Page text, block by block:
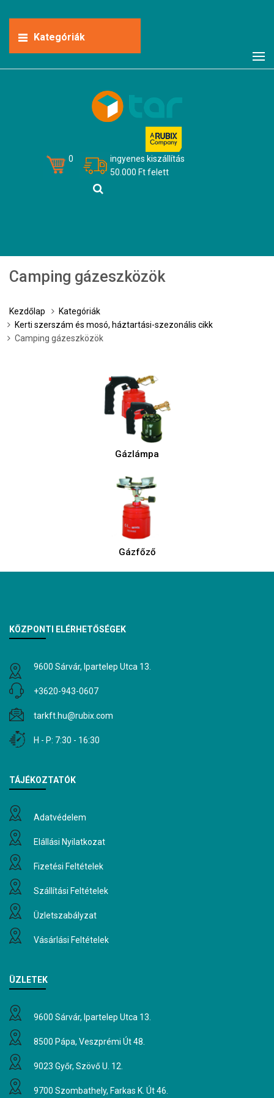
Kategóriák
0
ingyenes kiszállítás
50.000 Ft felett
Camping gázeszközök
Kezdőlap
Kategóriák
Kerti szerszám és mosó, háztartási-szezonális cikk
Camping gázeszközök
Gázlámpa
Gázfőző
KÖZPONTI ELÉRHETŐSÉGEK
9600 Sárvár, Ipartelep Utca 13.
+3620-943-0607
tarkft.hu@rubix.com
H - P: 7:30 - 16:30
TÁJÉKOZTATÓK
Adatvédelem
Elállási Nyilatkozat
Fizetési Feltételek
Szállítási Feltételek
Üzletszabályzat
Vásárlási Feltételek
ÜZLETEK
9600 Sárvár, Ipartelep Utca 13.
8500 Pápa, Veszprémi Út 48.
9023 Győr, Szövő U. 12.
9700 Szombathely, Farkas K. Út 46.